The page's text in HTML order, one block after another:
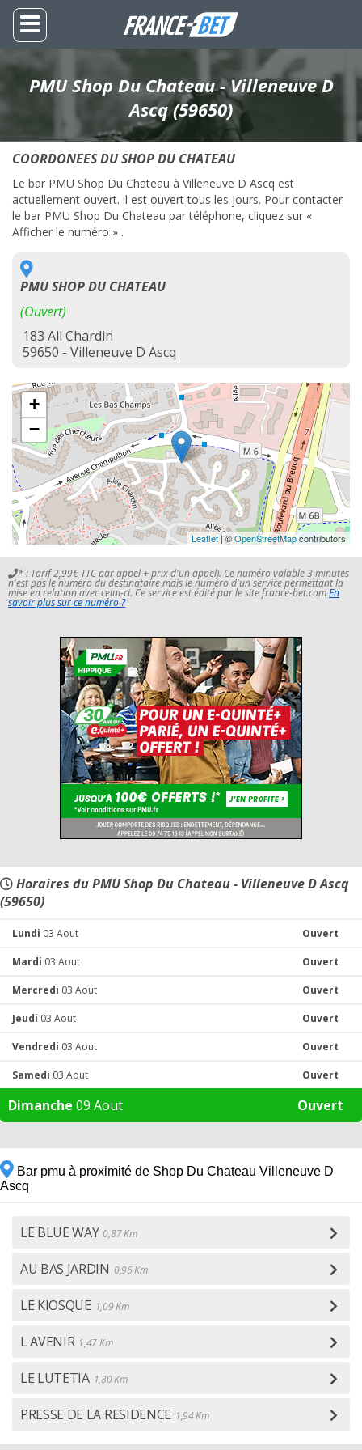
PMU Shop Du Chateau - Villeneuve D
Ascq (59650)
COORDONEES DU SHOP DU CHATEAU
Le bar PMU Shop Du Chateau à Villeneuve D Ascq est
actuellement ouvert. il est ouvert tous les jours. Pour contacter
le bar PMU Shop Du Chateau par téléphone, cliquez sur «
Afficher le numéro » .
PMU SHOP DU CHATEAU
(Ouvert)
183 All Chardin
59650 - Villeneuve D Ascq
+
−
Leaflet| ©OpenStreetMapcontributors
* : Tarif 2,99€ TTC par appel + prix d'un appel). Ce numéro valable 3 minutes
n'est pas le numéro du destinataire mais le numéro d'un service permettant la
mise en relation avec celui-ci. Ce service est édité par le site france-bet.comEn
savoir plus sur ce numéro ?
Horaires du PMU Shop Du Chateau - Villeneuve D Ascq
(59650)
Lundi 03 Aout Ouvert
Mardi 03 Aout Ouvert
Mercredi 03 Aout Ouvert
Jeudi 03 Aout Ouvert
Vendredi 03 Aout Ouvert
Samedi 03 Aout Ouvert
Dimanche 09 Aout Ouvert
Bar pmu à proximité de Shop Du Chateau Villeneuve D
Ascq
LE BLUE WAY 0,87 Km
AU BAS JARDIN 0,96 Km
LE KIOSQUE 1,09 Km
L AVENIR 1,47 Km
LE LUTETIA 1,80 Km
PRESSE DE LA RESIDENCE 1,94 Km